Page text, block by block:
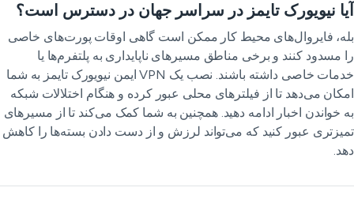
نیویورک تایمز در سراسر جهان در دسترس است؟
فایروال‌های محیط کار ممکن است گاهی اوقات پورت‌های خاصی
مسدود کنند و برخی مناطق مسیرهای ناپایداری به پلتفرم‌ها یا
خدمات خاصی داشته باشند. نصب یک VPN ایمن نیویورک تایمز به شما
می‌دهد تا از فیلترهای محلی عبور کرده و هنگام اختلالات شبکه
خواندن اخبار ادامه دهید. همچنین به شما کمک می‌کند تا از مسیرهای
عبور کنید که می‌تواند لرزش و از دست دادن بسته‌ها را کاهش